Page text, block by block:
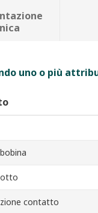
uno o più
contatto